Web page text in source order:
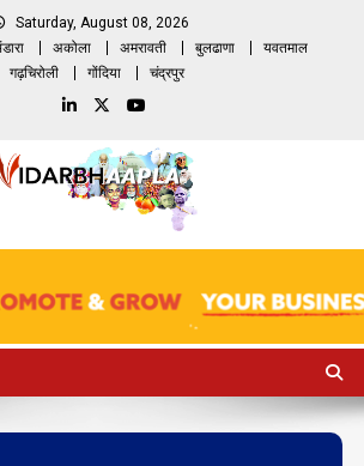
Saturday, August 08, 2026
अकोला अमरावती बुलढाणा
यवतमाल
गढ़चिरोली
गोंदिया चंद्रपुर